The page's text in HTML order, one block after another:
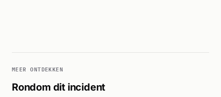
MEER ONTDEKKEN
Rondom dit incident